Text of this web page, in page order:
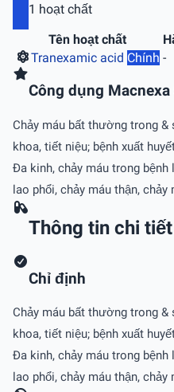
1 hoạt chất
Tên hoạt chất
Tranexamic acid Chính -
Công dụng Macnexa
Chảy máu bất thường trong &
khoa, tiết niệu; bệnh xuất
Ða kinh, chảy máu trong
lao phổi, chảy máu thận, chảy
Thông tin chi
Chỉ định
Chảy máu bất thường trong &
khoa, tiết niệu; bệnh xuất
Ða kinh, chảy máu trong
lao phổi, chảy máu thận, chảy